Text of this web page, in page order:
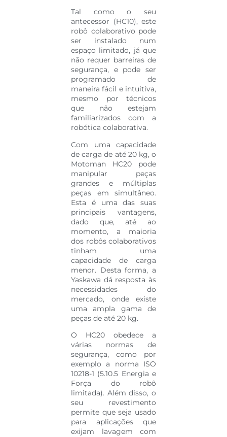
Tal como o seu
antecessor (HC10), este
robô colaborativo pode
ser instalado num
espaço limitado, já que
não requer barreiras de
segurança, e pode ser
programado de
maneira fácil e intuitiva,
mesmo por técnicos
que não estejam
familiarizados com a
robótica colaborativa.
Com uma capacidade
de carga de até 20 kg, o
Motoman HC20 pode
manipular peças
grandes e múltiplas
peças em simultâneo.
Esta é uma das suas
principais vantagens,
dado que, até ao
momento, a maioria
dos robôs colaborativos
tinham uma
capacidade de carga
menor. Desta forma, a
Yaskawa dá resposta às
necessidades do
mercado, onde existe
uma ampla gama de
peças de até 20 kg.
O HC20 obedece a
várias normas de
segurança, como por
exemplo a norma ISO
10218-1 (5.10.5 Energia e
Força do robô
limitada). Além disso, o
seu revestimento
permite que seja usado
para aplicações que
exijam lavagem com